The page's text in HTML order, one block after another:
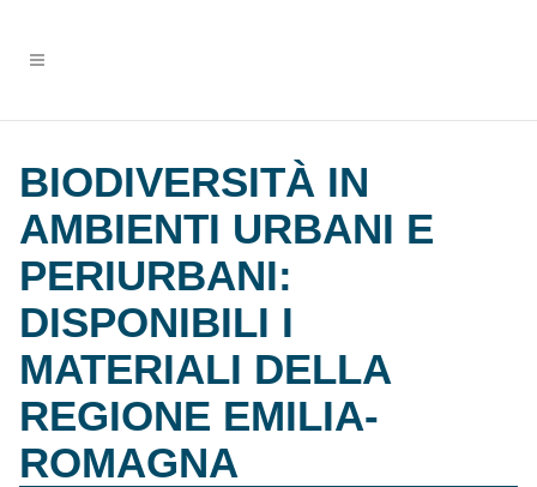
BIODIVERSITÀ IN
AMBIENTI URBANI E
PERIURBANI:
DISPONIBILI I
MATERIALI DELLA
REGIONE EMILIA-
ROMAGNA